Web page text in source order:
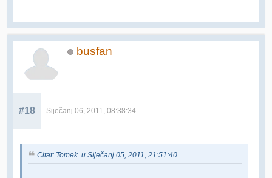
busfan
#18 Siječanj 06, 2011, 08:38:34
Citat: Tomek u Siječanj 05, 2011, 21:51:40